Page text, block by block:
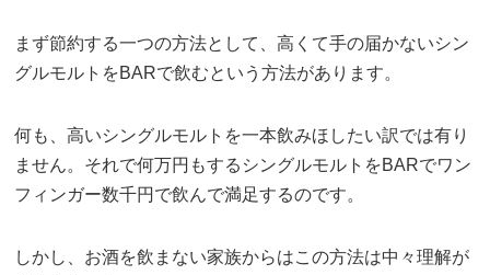
まず節約する一つの方法として、高くて手の届かないシン
グルモルトをBARで飲むという方法があります。
何も、高いシングルモルトを一本飲みほしたい訳では有り
ません。それで何万円もするシングルモルトをBARでワン
フィンガー数千円で飲んで満足するのです。
しかし、お酒を飲まない家族からはこの方法は中々理解が